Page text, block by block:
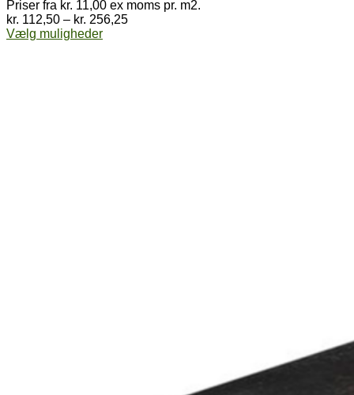
Priser fra kr. 11,00 ex moms pr. m2.
kr. 112,50 – kr. 256,25Prisinterval:
Vælg mulighederDette